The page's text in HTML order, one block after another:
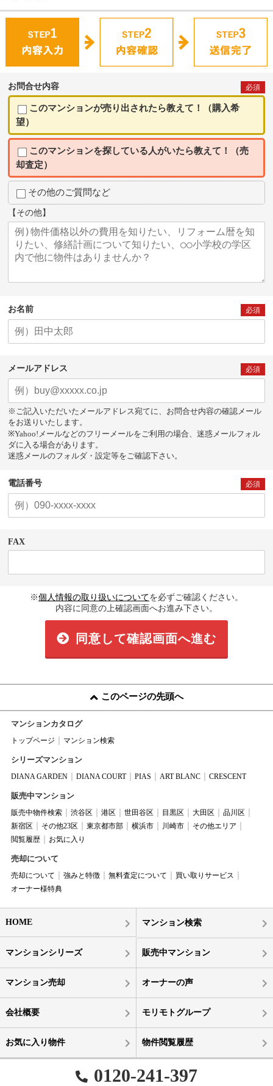
お問合せ内容 必須
このマンションが売り出されたら教えて！（購入希
望）
このマンションを探している人がいたら教えて！（売
却査定）
その他のご質問など
【その他】
お名前 必須
メールアドレス 必須
※ご記入いただいたメールアドレス宛てに、お問合せ内容の確認メール
をお送りいたします。
※Yahoo!メールなどのフリーメールをご利用の場合、迷惑メールフォル
ダに入る場合があります。
迷惑メールのフォルダ・設定等をご確認下さい。
電話番号 必須
FAX
※個人情報の取り扱いについてを必ずご確認ください。
内容に同意の上確認画面へお進み下さい。
同意して確認画面へ進む
このページの先頭へ
マンションカタログ
トップページ マンション検索
シリーズマンション
DIANA GARDEN DIANA COURT PIAS ART BLANC CRESCENT
販売中マンション
販売中物件検索 渋谷区 港区 世田谷区 目黒区 大田区
品川区
新宿区
その他23区 東京都市部 横浜市 川崎市
その他エリア
閲覧履歴
お気に入り
売却について
売却について 強みと特徴 無料査定について
買い取りサービス
オーナー様特典
HOME マンション検索
マンションシリーズ 販売中マンション
マンション売却 オーナーの声
会社概要 モリモトグループ
お気に入り物件 物件閲覧履歴
0120-241-397